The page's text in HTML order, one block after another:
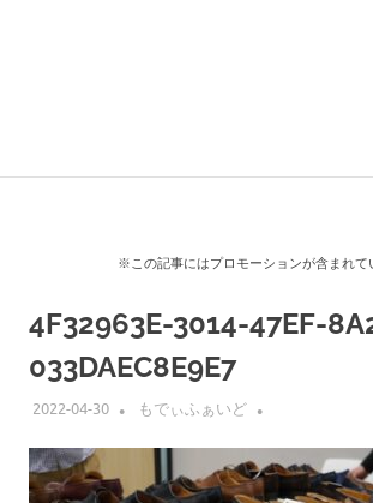
※この記事にはプロモーションが含まれて
4F32963E-3014-47EF-
033DAEC8E9E7
2022-04-30 もでぃふぁいど